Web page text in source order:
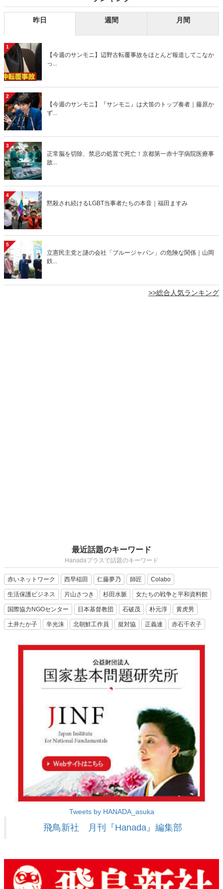
昨日 週間 月間
1
【今週のサンモニ】辺野古転覆事故をほとんど報道してこなか
っ...
2
【今週のサンモニ】『サンモニ』は犬笛のトップ奏者｜藤原か
ず...
3
正常脳を切除、禁忌の処置で死亡！京都第一赤十字病院医療事
故...
4
黙殺され続けるLGBT当事者たちの本音｜福田ますみ
5
立憲民主党と謎の会社「ブルージャパン」の危険な関係｜山岡
鉄...
>>総合人気ランキング
最近話題のキーワード
Hanadaプラスで話題のキーワード
赤いネットワーク 西早稲田 仁藤夢乃 師匠 Colabo
生活保護ビジネス 片山さつき 杉田水脈 女たちの戦争と平和資料館
国際協力NGOセンター 日本基督教団 石破茂 朴元淳 黄虎男
土井たか子 辛光洙 北朝鮮工作員 挺対協 正義連 赤石千衣子
Tweets by HANADA_asuka
飛鳥新社 月刊『Hanada』編集部